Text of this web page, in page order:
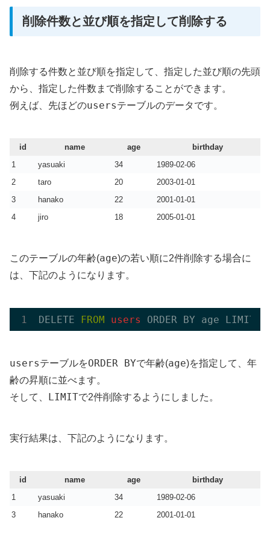
削除件数と並び順を指定して削除する
削除する件数と並び順を指定して、指定した並び順の先頭
から、指定した件数まで削除することができます。
例えば、先ほどのusersテーブルのデータです。
id name age
birthday
1
yasuaki 34
1989-02-06
2
taro 20
2003-01-01
3
hanako 22
2001-01-01
4
jiro 18 2005-01-01
このテーブルの年齢(age)の若い順に2件削除する場合に
は、下記のようになります。
DELETE FROM users
usersテーブルをORDER BYで年齢(age)を指定して、年
齢の昇順に並べます。
そして、
LIMITで2件削除するようにしました。
実行結果は、下記のようになります。
id name age
birthday
1
yasuaki 34
1989-02-06
3
hanako 22 2001-01-01